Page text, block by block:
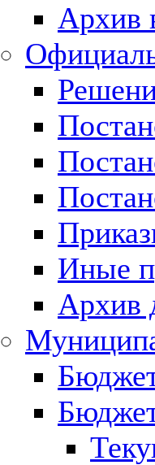
Архив
Иные
Архив